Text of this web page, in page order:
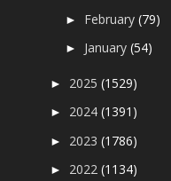
► February(79)
► January(54)
► 2025(1529)
► 2024(1391)
► 2023(1786)
► 2022(1134)